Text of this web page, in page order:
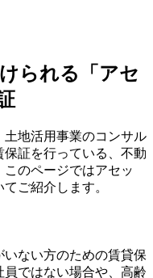
られる「アセ
地活用事業のコンサル
証を行っている、不動
のページではアセッ
ご紹介します。
ない方のための賃貸保
ではない場合や、高齢